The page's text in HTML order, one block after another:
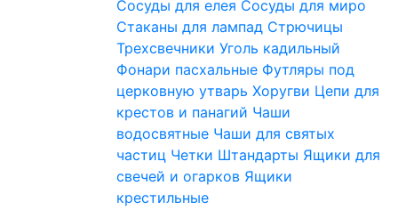
Сосуды для елея Сосуды для миро
Стаканы для лампад Стрючицы
Трехсвечники Уголь кадильный
Фонари пасхальные Футляры под
церковную утварь Хоругви Цепи для
крестов и панагий Чаши
водосвятные Чаши для святых
частиц Четки Штандарты Ящики для
свечей и огарков Ящики
крестильные